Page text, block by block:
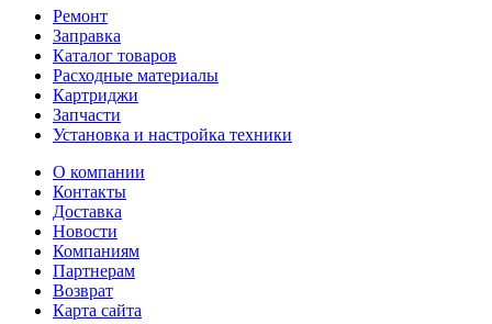
Ремонт
Заправка
Каталог товаров
Расходные материалы
Картриджи
Запчасти
Установка и настройка техники
О компании
Контакты
Доставка
Новости
Компаниям
Партнерам
Возврат
Карта сайта